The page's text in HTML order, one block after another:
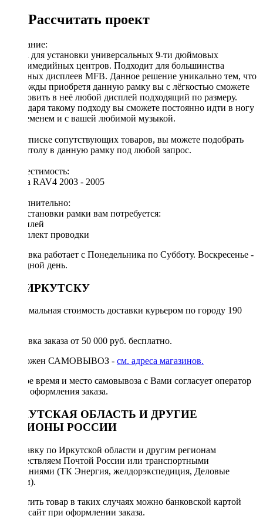
Рассчитать проект
Описание:
Рамка для установки универсальных 9-ти дюймовых
мультимедийных центров. Подходит для большинства
овальных дисплеев MFB. Данное решение уникально тем, что
единожды приобретя данную рамку вы с лёгкостью сможете
установить в неё любой дисплей подходящий по размеру.
Благодаря такому подходу вы сможете постоянно идти в ногу
со временем и с вашей любимой музыкой.
[!] В списке сопутствующих товаров, вы можете подобрать
магнитолу в данную рамку под любой запрос.
Совместимость:
Toyota RAV4 2003 - 2005
Дополнительно:
Для установки рамки вам потребуется:
◦ дисплей
◦ комплект проводки
Доставка работает с Понедельника по Субботу. Воскресенье -
выходной день.
ПО ИРКУТСКУ
Минимальная стоимость доставки курьером по городу 190
Доставка заказа от 50 000 руб. бесплатно.
Возможен САМОВЫВОЗ - см. адреса магазинов.
Точное время и место самовывоза с Вами согласует оператор
после оформления заказа.
ИРКУТСКАЯ ОБЛАСТЬ И ДРУГИЕ
РЕГИОНЫ РОССИИ
Отправку по Иркутской области и другим регионам
осуществляем Почтой России или транспортными
компаниями (ТК Энергия, желдорэкспедиция, Деловые
линии).
Оплатить товар в таких случаях можно банковской картой
через сайт при оформлении заказа.